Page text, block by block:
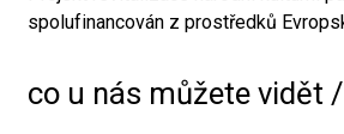
spolufinancován z prostředků
co u nás můžete vidět